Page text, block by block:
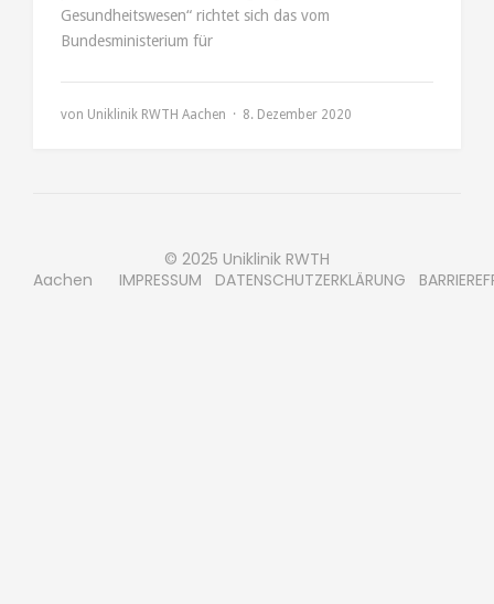
Gesundheitswesen“ richtet sich das vom
Bundesministerium für
von Uniklinik RWTH Aachen 8. Dezember 2020
© 2025 Uniklinik RWTH
Aachen IMPRESSUM DATENSCHUTZERKLÄRUNG